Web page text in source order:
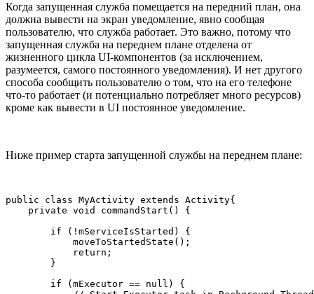
Когда запущенная служба помещается на передний план, она
должна вывести на экран уведомление, явно сообщая
пользователю, что служба работает. Это важно, потому что
запущенная служба на переднем плане отделена от
жизненного цикла UI-компонентов (за исключением,
разумеется, самого постоянного уведомления). И нет другого
способа сообщить пользователю о том, что на его телефоне
что-то работает (и потенциально потребляет много ресурсов)
кроме как вывести в UI постоянное уведомление.
Ниже пример старта запущенной службы на переднем плане:
public class MyActivity extends Activity{
    private void commandStart() {
        if (!mServiceIsStarted) {
            moveToStartedState();
            return;
        }
        if (mExecutor == null) {